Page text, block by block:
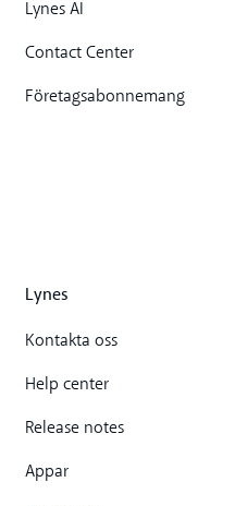
Lynes AI
Contact Center
Företagsabonnemang
Lynes
Kontakta oss
Help center
Release notes
Appar